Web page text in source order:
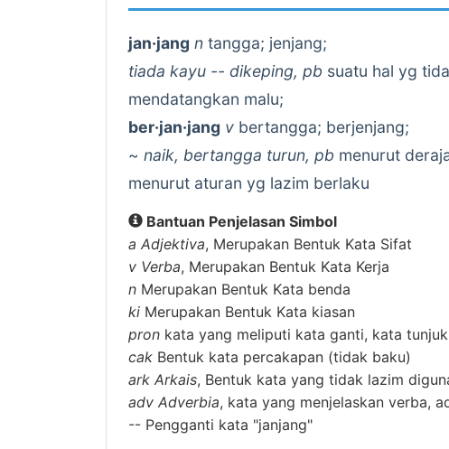
jan·jang n tangga; jenjang;
tiada kayu -- dikeping, pb suatu hal yg
mendatangkan malu;
ber·jan·jang v bertangga; berjenjang;
~ naik, bertangga turun, pb menurut
menurut aturan yg lazim berlaku
Bantuan Penjelasan Simbol
a Adjektiva, Merupakan Bentuk Kata Sifat
v Verba, Merupakan Bentuk Kata Kerja
n Merupakan Bentuk Kata benda
ki Merupakan Bentuk Kata kiasan
pron kata yang meliputi kata ganti, kata
cak Bentuk kata percakapan (tidak baku)
ark Arkais, Bentuk kata yang tidak lazim
adv Adverbia, kata yang menjelaskan verba,
-- Pengganti kata "janjang"